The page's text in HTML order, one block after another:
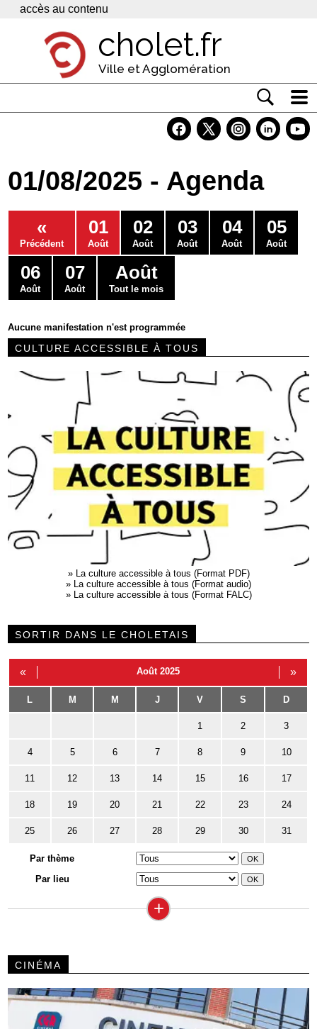
Panneau de gestion des cookies
accès au contenu
cholet.fr
Ville et Agglomération
Economie
Services
Contacts
01/08/2025 - Agenda
«
Précédent
01
Août
02
Août
03
Août
04
Août
05
Août
06
Août
07
Août
Août
Tout le mois
Aucune manifestation n'est programmée
CULTURE ACCESSIBLE À TOUS
»
La culture accessible à tous (Format PDF)
»
La culture accessible à tous (Format audio)
»
La culture accessible à tous (Format FALC)
SORTIR DANS LE CHOLETAIS
« Août 2025 »
L M M J V S D
1 2 3
4 5 6 7 8 9 10
11 12 13 14 15 16 17
18 19 20 21 22 23 24
25 26 27 28 29 30 31
Par thème
Par lieu
+
CINÉMA